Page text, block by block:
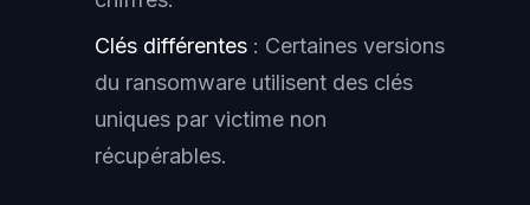
Clés différentes : Certaines versions
du ransomware utilisent des clés
uniques par victime non
récupérables.